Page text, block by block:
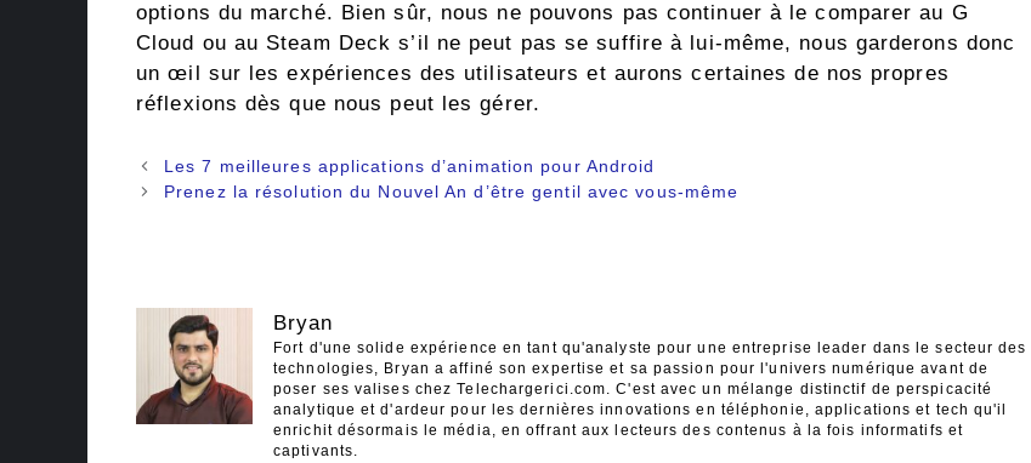
options du marché. Bien sûr, nous ne pouvons pas continuer à le comparer au G
Cloud ou au Steam Deck s’il ne peut pas se suffire à lui-même, nous garderons donc
un œil sur les expériences des utilisateurs et aurons certaines de nos propres
réflexions dès que nous peut les gérer.
Navigation
des
Les 7 meilleures applications d’animation pour Android
Prenez la résolution du Nouvel An d’être gentil avec vous-même
Bryan
Fort d'une solide expérience en tant qu'analyste pour une entreprise leader dans le secteur des
technologies, Bryan a affiné son expertise et sa passion pour l'univers numérique avant de
poser ses valises chez Telechargerici.com. C'est avec un mélange distinctif de perspicacité
analytique et d'ardeur pour les dernières innovations en téléphonie, applications et tech qu'il
enrichit désormais le média, en offrant aux lecteurs des contenus à la fois informatifs et
captivants.